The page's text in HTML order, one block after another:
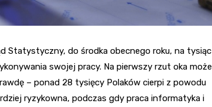
Statystyczny, do środka obecnego roku, na tysiąc
swojej pracy. Na pierwszy rzut oka może
– ponad 28 tysięcy Polaków cierpi z powodu
ryzykowna, podczas gdy praca informatyka i